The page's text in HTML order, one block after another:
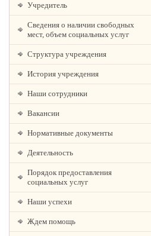
Учредитель
Сведения о наличии свободных
мест, объем социальных услуг
Структура учреждения
История учреждения
Наши сотрудники
Вакансии
Нормативные документы
Деятельность
Порядок предоставления
социальных услуг
Наши успехи
Ждем помощь